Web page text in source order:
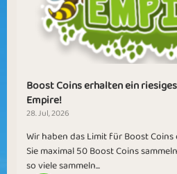
Boost Coins erhalten ein
Empire!
28. Jul, 2026
Wir haben das Limit für Boost
Sie maximal 50 Boost Coins
so viele sammeln...